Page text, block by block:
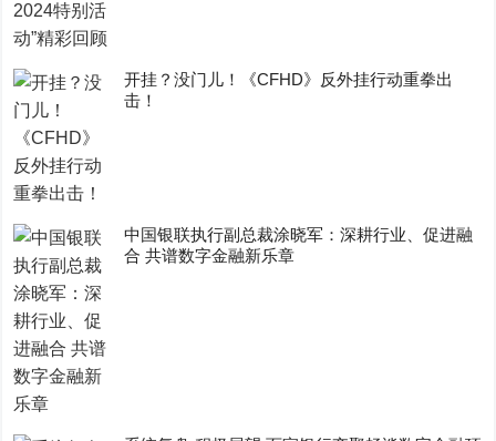
开挂？没门儿！《CFHD》反外挂行动重拳出
击！
中国银联执行副总裁涂晓军：深耕行业、促进融
合 共谱数字金融新乐章